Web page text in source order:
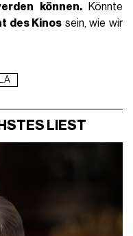
können.Könnte
des Kinos sein, wie wir
LIEST